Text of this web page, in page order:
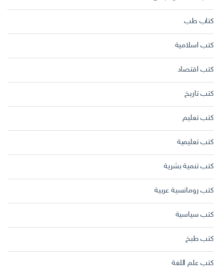
كتاب طب
كتب اسلامية
كتب اقتصاد
كتب تاريخ
كتب تعليم
كتب تعليمية
كتب تنمية بشرية
كتب رومانسية عربية
كتب سياسية
كتب طبخ
كتب علم اللغة